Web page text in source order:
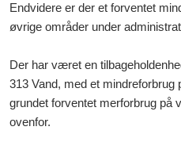
Endvidere er der et forventet
øvrige områder under
Der har været en
313 Vand, med et mindreforbrug
grundet forventet merforbrug på
ovenfor.